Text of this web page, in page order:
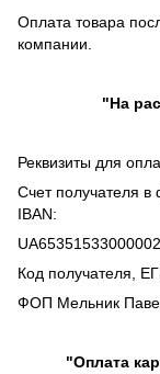
Оплата товара
компании.
"На
Реквизиты для
Счет получателя в
IBAN:
Код получателя,
ФОП Мельник
"Оплата